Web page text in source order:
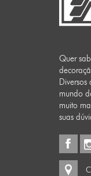
Quer
Diversos
mundo
muito
suas